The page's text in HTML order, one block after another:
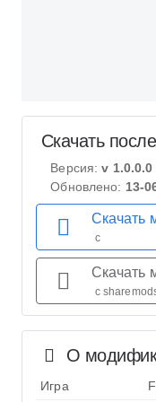
О
Игра
Скачать
Версия:v 1.0.0.0
Обновлено: 13-
Скачать
с
Скачать
с